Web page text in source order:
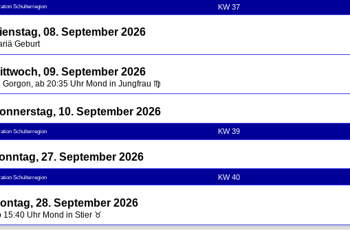
Schulterregion KW 37
08. September 2026
Geburt
09. September 2026
Gorgon, ab 20:35 Uhr Mond in Jungfrau ♍
10. September 2026
Schulterregion KW 39
27. September 2026
Schulterregion KW 40
28. September 2026
15:40 Uhr Mond in Stier ♉